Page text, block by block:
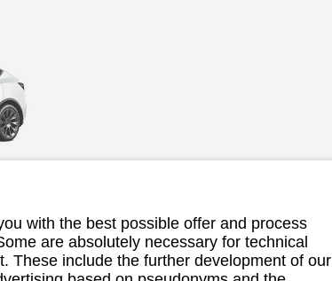
with the best possible offer and process
are absolutely necessary for technical
These include the further development of our